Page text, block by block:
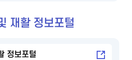
재활 정보포털
정보포털